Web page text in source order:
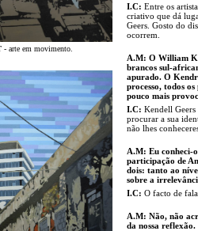
- arte em movimento.
I.C: Entre os
criativo que dá
Geers. Gosto do
ocorrem.
A.M: O William
brancos sul-
apurado. O
processo, todos
pouco mais
I.C: Kendell Geers
procurar a sua
não lhes
A.M: Eu conheci-
participação de
dois: tanto ao
sobre a
I.C: O facto de
A.M: Não, não
da nossa reflexão.